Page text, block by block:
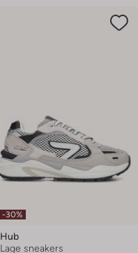
-30%
Hub
Lage sneakers